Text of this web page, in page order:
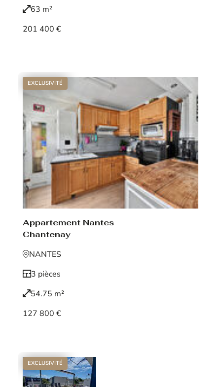
63 m²
201 400 €
EXCLUSIVITÉ
Appartement Nantes
Chantenay
NANTES
3 pièces
54.75 m²
127 800 €
EXCLUSIVITÉ